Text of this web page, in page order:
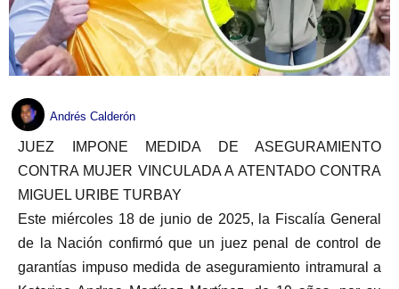
Andrés Calderón
JUEZ IMPONE MEDIDA DE ASEGURAMIENTO
CONTRA MUJER VINCULADA A ATENTADO CONTRA
MIGUEL URIBE TURBAY
Este miércoles 18 de junio de 2025, la Fiscalía General
de la Nación confirmó que un juez penal de control de
garantías impuso medida de aseguramiento intramural a